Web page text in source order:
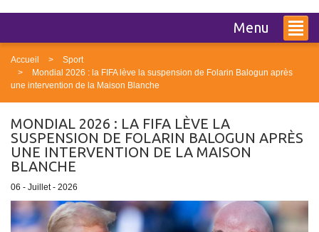
Menu
Accueil
Sport
Mondial 2026 : la FIFA lève la suspension de Folarin Balogun après
une intervention de la Maison Blanche
MONDIAL 2026 : LA FIFA LÈVE LA
SUSPENSION DE FOLARIN BALOGUN APRÈS
UNE INTERVENTION DE LA MAISON
BLANCHE
06 - Juillet - 2026